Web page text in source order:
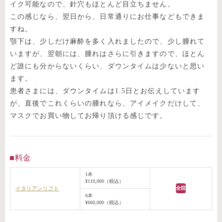
イク可能なので、針穴もほとんど目立ちません。
この感じなら、翌日から、日常通りにお仕事などもできま
すね。
顎下は、少しだけ麻酔を多く入れましたので、少し腫れて
いますが、翌朝には、腫れはさらに引きますので、ほとん
ど誰にも分からないくらい、ダウンタイムは少ないと思い
ます。
患者さまには、ダウンタイムは1.5日とお伝えしています
が、直後でこれくらいの腫れなら、アイメイクだけして、
マスクでお買い物してお帰り頂ける感じです。
料金
イタリアンリフト
1本
¥110,000（税込）
全院
6本
¥660,000（税込）